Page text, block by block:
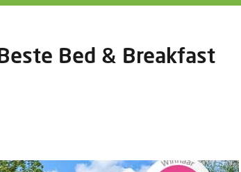
Bed & Breakfast